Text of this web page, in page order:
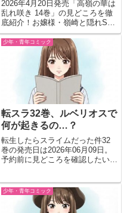
2026年4月20日発売「高嶺の華は
乱れ咲き 14巻」の見どころを徹
底紹介！お嬢様・嶺崎と隠れS男
子・澤田の過激な関係がさらに加
速。真夏の暑さがもたらす新たな
展開や、シリーズ長期連載の魅
力、購入メリットを解説。14巻
の最新情報を今すぐチェック！
少年・青年コミック
転スラ32巻、ルベリオスで
何が起きるの…？
転生したらスライムだった件32
巻の発売日は2026年06月09日。
予約前に見どころを確認したい人
理。読む価値を判断しやすいよう
紹介
少年・青年コミック